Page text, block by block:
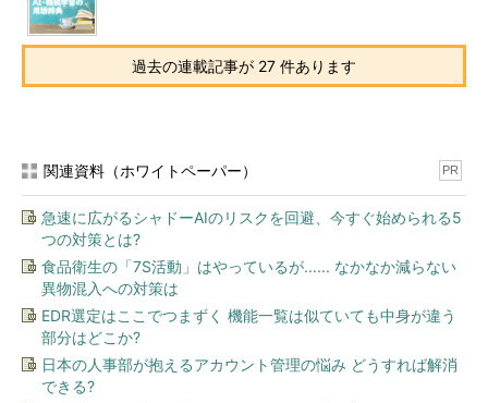
過去の連載記事が 27 件あります
関連資料（ホワイトペーパー） PR
急速に広がるシャドーAIのリスクを回避、今すぐ始められる5
つの対策とは?
食品衛生の「7S活動」はやっているが...... なかなか減らない
異物混入への対策は
EDR選定はここでつまずく 機能一覧は似ていても中身が違う
部分はどこか?
日本の人事部が抱えるアカウント管理の悩み どうすれば解消
できる?